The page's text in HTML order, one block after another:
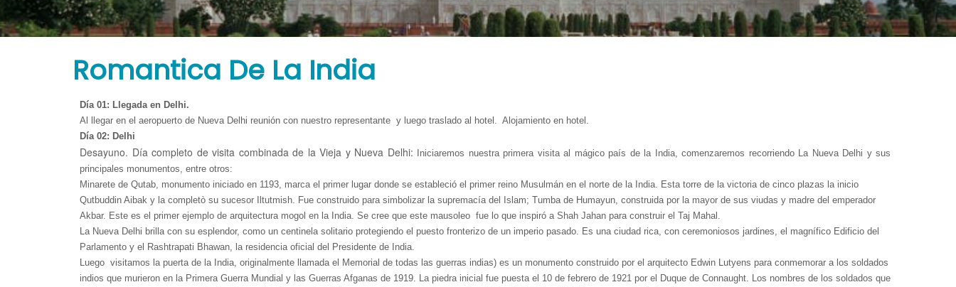
Agregue las principales ventajas de su negocio que lo hacen único y el mejor. Agregue texto por qué los clientes tienen que elegir sus productos o servicios y qué beneficios obtendrán después de
comprar el producto. Escribe tu propio texto, ajústalo y presiona Listo.
Romantica De La India
Día 01: Llegada en Delhi.
Al llegar en el aeropuerto de Nueva Delhi reunión con nuestro representante y luego traslado al hotel. Alojamiento en hotel.
Día 02: Delhi
Desayuno. Día completo de visita combinada de la Vieja y Nueva Delhi:
Iniciaremos nuestra primera visita al mágico país de la India, comenzaremos recorriendo La Nueva Delhi y sus
principales monumentos, entre otros:
Minarete de Qutab, monumento iniciado en 1193, marca el primer lugar donde se estableció el primer reino Musulmán en el norte de la India. Esta torre de la victoria de cinco plazas la inicio
Qutbuddin Aibak y la completò su sucesor Iltutmish. Fue construido para simbolizar la supremacía del Islam; Tumba de Humayun, construida por la mayor de sus viudas y madre del emperador
Akbar. Este es el primer ejemplo de arquitectura mogol en la India. Se cree que este mausoleo fue lo que inspiró a Shah Jahan para construir el Taj Mahal.
La Nueva Delhi brilla con su esplendor, como un centinela solitario protegiendo el puesto fronterizo de un imperio pasado. Es una ciudad rica, con ceremoniosos jardines, el magnífico Edificio del
Parlamento y el Rashtrapati Bhawan, la residencia oficial del Presidente de India.
Luego visitamos la puerta de la India, originalmente llamada el Memorial de todas las guerras indias) es un monumento construido por el arquitecto Edwin Lutyens para conmemorar a los soldados
indios que murieron en la Primera Guerra Mundial y las Guerras Afganas de 1919. La piedra inicial fue puesta el 10 de febrero de 1921 por el Duque de Connaught. Los nombres de los soldados que